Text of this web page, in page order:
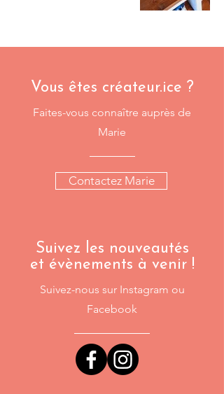
Vous êtes créateur.ice ?
Faites-vous connaître auprès de
Marie
Contactez Marie
Suivez les nouveautés
et évènements à venir !
Suivez-nous sur Instagram ou
Facebook